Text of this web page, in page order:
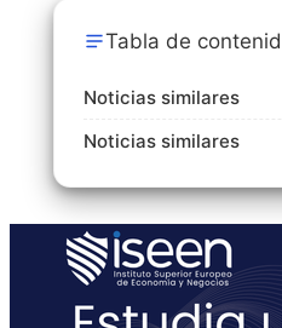
Tabla de
Noticias similares
Noticias similares